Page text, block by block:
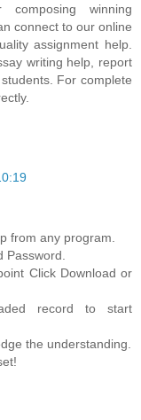
winning
connect to our online
assignment help.
writing help, report
For complete
from any program.
Password.
Click Download or
record to start
the understanding.